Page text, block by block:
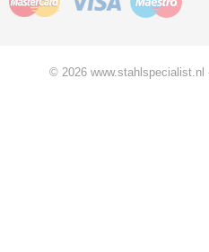
© 2026 www.stahlspecialist.nl